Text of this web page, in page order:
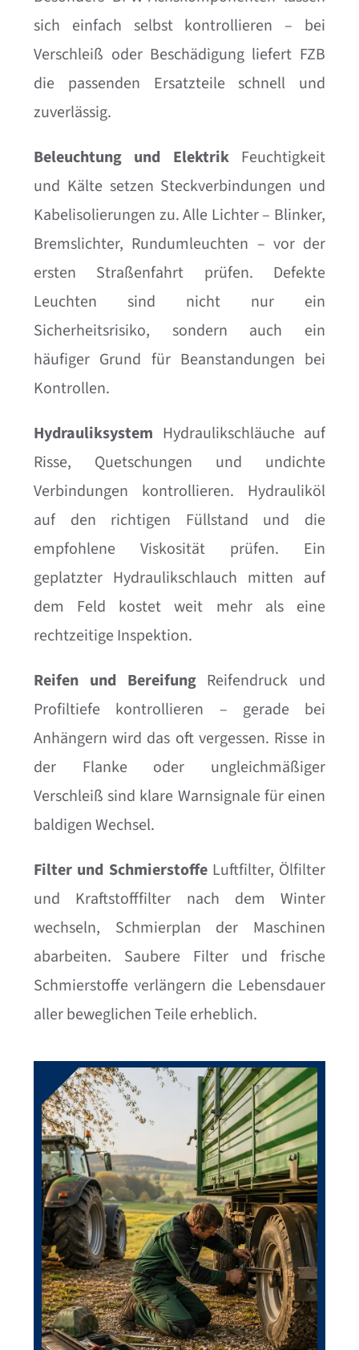
sich einfach selbst kontrollieren – bei
Verschleiß oder Beschädigung liefert FZB
die passenden Ersatzteile schnell und
zuverlässig.
Beleuchtung und ElektrikFeuchtigkeit
und Kälte setzen Steckverbindungen und
Kabelisolierungen zu. Alle Lichter – Blinker,
Bremslichter, Rundumleuchten – vor der
ersten Straßenfahrt prüfen. Defekte
Leuchten sind nicht nur ein
Sicherheitsrisiko, sondern auch ein
häufiger Grund für Beanstandungen bei
Kontrollen.
Hydrauliksystem Hydraulikschläuche auf
Risse, Quetschungen und undichte
Verbindungen kontrollieren. Hydrauliköl
auf den richtigen Füllstand und die
empfohlene Viskosität prüfen. Ein
geplatzter Hydraulikschlauch mitten auf
dem Feld kostet weit mehr als eine
rechtzeitige Inspektion.
Reifen und BereifungReifendruck und
Profiltiefe kontrollieren – gerade bei
Anhängern wird das oft vergessen. Risse in
der Flanke oder ungleichmäßiger
Verschleiß sind klare Warnsignale für einen
baldigen Wechsel.
Filter und SchmierstoffeLuftfilter, Ölfilter
und Kraftstofffilter nach dem Winter
wechseln, Schmierplan der Maschinen
abarbeiten. Saubere Filter und frische
Schmierstoffe verlängern die Lebensdauer
aller beweglichen Teile erheblich.